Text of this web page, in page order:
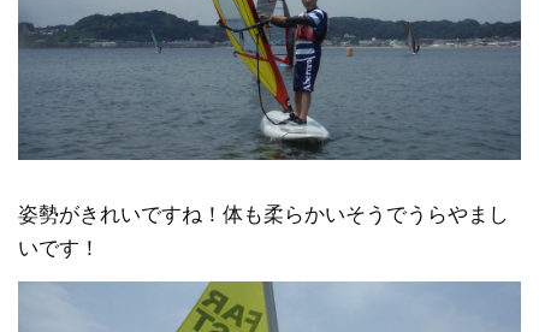
姿勢がきれいですね！体も柔らかいそうでうらやまし
いです！